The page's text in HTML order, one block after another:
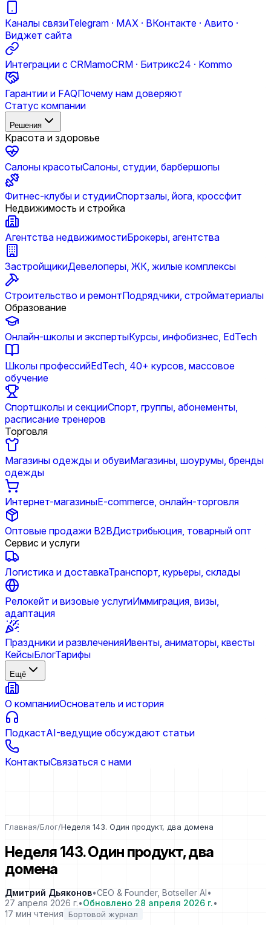
Каналы связиTelegram · MAX · ВКонтакте · Авито ·
Виджет сайта
Интеграции с CRMamoCRM · Битрикс24 · Kommo
Гарантии и FAQПочему нам доверяют
Статус компании
Решения
Красота и здоровье
Салоны красотыСалоны, студии, барбершопы
Фитнес-клубы и студииСпортзалы, йога, кроссфит
Недвижимость и стройка
Агентства недвижимостиБрокеры, агентства
ЗастройщикиДевелоперы, ЖК, жилые комплексы
Строительство и ремонтПодрядчики, стройматериалы
Образование
Онлайн-школы и экспертыКурсы, инфобизнес, EdTech
Школы профессийEdTech, 40+ курсов, массовое
обучение
Спортшколы и секцииСпорт, группы, абонементы,
расписание тренеров
Торговля
Магазины одежды и обувиМагазины, шоурумы, бренды
одежды
Интернет-магазиныE-commerce, онлайн-торговля
Оптовые продажи B2BДистрибьюция, товарный опт
Сервис и услуги
Логистика и доставкаТранспорт, курьеры, склады
Релокейт и визовые услугиИммиграция, визы,
адаптация
Праздники и развлеченияИвенты, аниматоры, квесты
КейсыБлогТарифы
Ещё
О компанииОснователь и история
ПодкастAI-ведущие обсуждают статьи
КонтактыСвязаться с нами
Главная/Блог/Неделя 143. Один продукт, два домена
Неделя 143. Один продукт, два
домена
Дмитрий Дьяконов•CEO & Founder, Botseller AI•
27 апреля 2026 г.•Обновлено 28 апреля 2026 г.•
17 мин чтения Бортовой журнал